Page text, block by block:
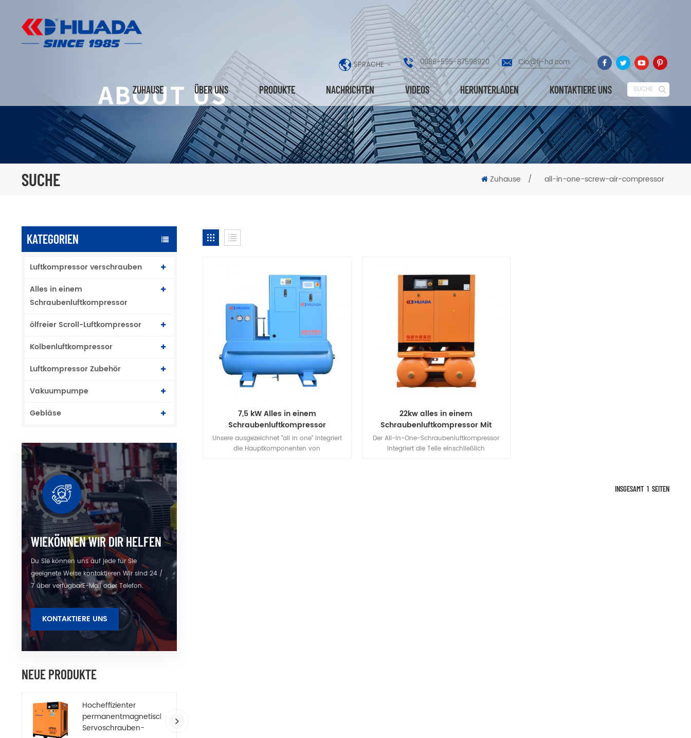
SPRACHE 0086-595-87598920 Cio@fj-hd.com
ZUHAUSE ÜBER UNS PRODUKTE NACHRICHTEN VIDEOS HERUNTERLADEN KONTAKTIERE UNS SUCHE
SUCHE Zuhause / all-in-one-screw-air-compressor
KATEGORIEN
Luftkompressor verschrauben
Alles in einem
Schraubenluftkompressor
ölfreier Scroll-Luftkompressor
Kolbenluftkompressor
Luftkompressor Zubehör
Vakuumpumpe
Gebläse
WIEKÖNNEN WIR DIR HELFEN
Du Sie können uns auf jede für Sie
geeignete Weise kontaktieren Wir sind 24 /
7 über verfügbarE-Mail oder Telefon.
KONTAKTIERE UNS
NEUE PRODUKTE
Hocheffizienter
permanentmagnetischer
Servoschrauben-
7,5 kW Alles in einem
Schraubenluftkompressor
Unsere ausgezeichnet "all in one" integriert
die Hauptkomponenten von
22kw alles in einem
Schraubenluftkompressor Mit
Lufttrockner
Der All-in-One-Schraubenluftkompressor
integriert die Teile einschließlich
INSGESAMT 1 SEITEN